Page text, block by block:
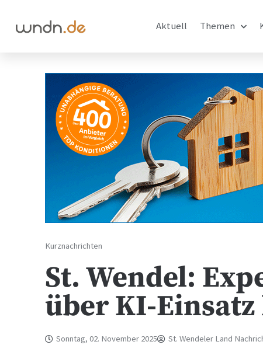
Aktuell Themen
Kurznachrichten
St. Wendel:
über KI-
Sonntag, 02. November 2025 St. Wendeler Land